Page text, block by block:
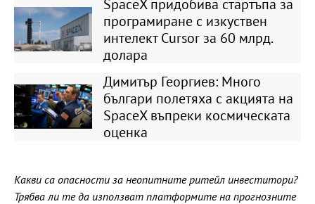
SpaceX придобива стартъпа за
програмиране с изкуствен
интелект Cursor за 60 млрд.
долара
Димитър Георгиев: Много
българи полетяха с акцията на
SpaceX въпреки космическата
оценка
Какви са опасности за неопитните ритейл инвеститори?
Трябва ли те да използват платформите на прогнозните